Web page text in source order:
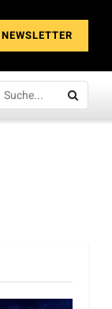
NEWSLETTER